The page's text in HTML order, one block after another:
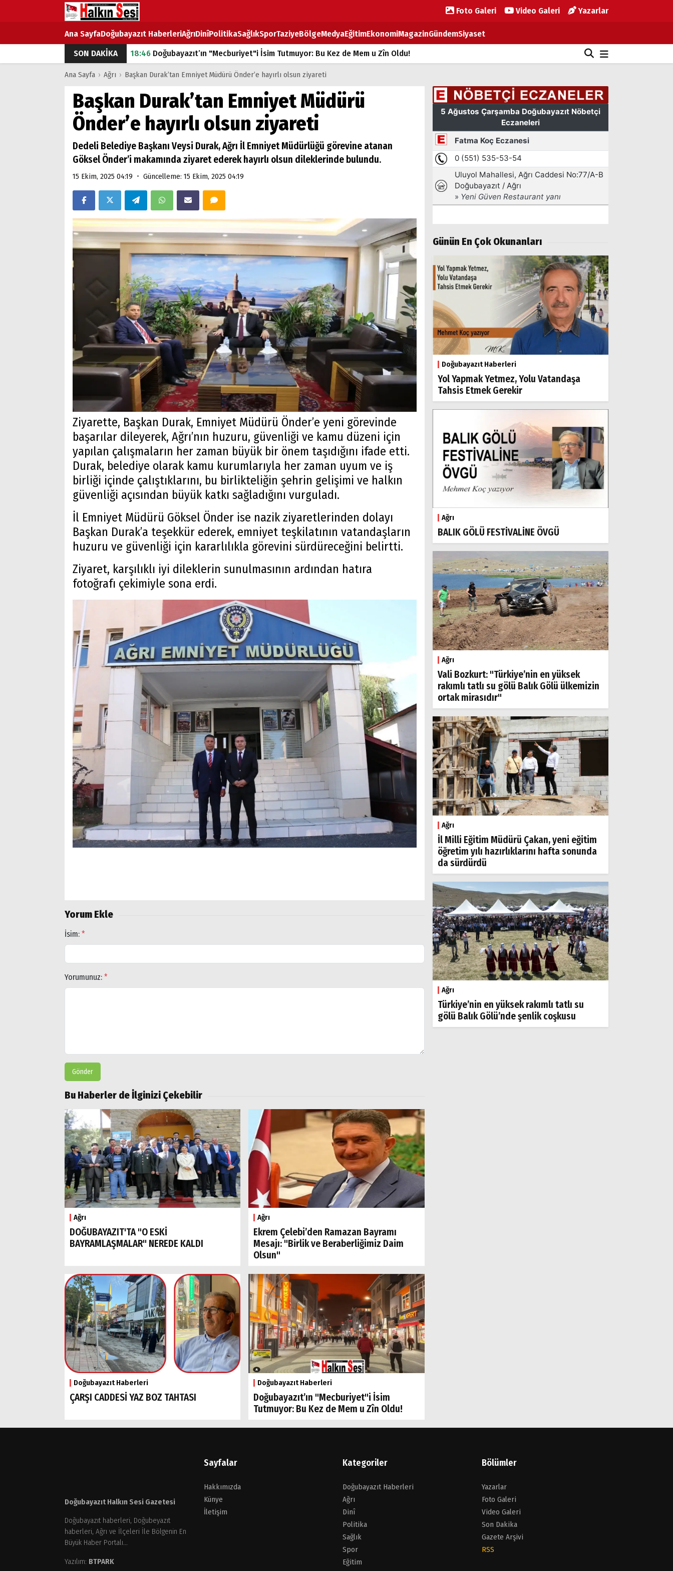
Foto Galeri Video Galeri Yazarlar
Ana SayfaDoğubayazıt HaberleriAğrıDinîPolitikaSağlıkSporTaziyeBölgeMedyaEğitimEkonomiMagazinGündemSiyaset
SON DAKİKA
18:46 Doğubayazıt’ın "Mecburiyet"i İsim Tutmuyor: Bu Kez de Mem u Zîn Oldu!
07:53 Doğubayazıt’ta Ekmek Fiyatlarına Zam
07:16
Doğubayazıt'ta çocukların sırtındaki ağır yük
07:00 DEVLET ve HÜKÜMET
18:29ÇARŞI CADDESİ YAZ BOZ TAHTASI
Ana Sayfa › Ağrı › Başkan Durak’tan Emniyet Müdürü Önder’e hayırlı olsun ziyareti
Başkan Durak’tan Emniyet Müdürü
Önder’e hayırlı olsun ziyareti
Dedeli Belediye Başkanı Veysi Durak, Ağrı İl Emniyet Müdürlüğü görevine atanan
Göksel Önder’i makamında ziyaret ederek hayırlı olsun dileklerinde bulundu.
15 Ekim, 2025 04:19 • Güncelleme: 15 Ekim, 2025 04:19
Ziyarette, Başkan Durak, Emniyet Müdürü Önder’e yeni görevinde
başarılar dileyerek, Ağrı’nın huzuru, güvenliği ve kamu düzeni için
yapılan çalışmaların her zaman büyük bir önem taşıdığını ifade etti.
Durak, belediye olarak kamu kurumlarıyla her zaman uyum ve iş
birliği içinde çalıştıklarını, bu birlikteliğin şehrin gelişimi ve halkın
güvenliği açısından büyük katkı sağladığını vurguladı.
İl Emniyet Müdürü Göksel Önder ise nazik ziyaretlerinden dolayı
Başkan Durak’a teşekkür ederek, emniyet teşkilatının vatandaşların
huzuru ve güvenliği için kararlılıkla görevini sürdüreceğini belirtti.
Ziyaret, karşılıklı iyi dileklerin sunulmasının ardından hatıra
fotoğrafı çekimiyle sona erdi.
Yorum Ekle
İsim: *
Yorumunuz: *
Gönder
Bu Haberler de İlginizi Çekebilir
Ağrı
DOĞUBAYAZIT'TA "O ESKİ
BAYRAMLAŞMALAR" NEREDE KALDI
Ağrı
Ekrem Çelebi’den Ramazan Bayramı
Mesajı: "Birlik ve Beraberliğimiz Daim
Olsun"
Doğubayazıt Haberleri
ÇARŞI CADDESİ YAZ BOZ TAHTASI
Doğubayazıt Haberleri
Doğubayazıt’ın "Mecburiyet"i İsim
Tutmuyor: Bu Kez de Mem u Zîn Oldu!
Günün En Çok Okunanları
Doğubayazıt Haberleri
Yol Yapmak Yetmez, Yolu Vatandaşa
Tahsis Etmek Gerekir
Ağrı
BALIK GÖLÜ FESTİVALİNE ÖVGÜ
Ağrı
Vali Bozkurt: "Türkiye’nin en yüksek
rakımlı tatlı su gölü Balık Gölü ülkemizin
ortak mirasıdır"
Ağrı
İl Milli Eğitim Müdürü Çakan, yeni eğitim
öğretim yılı hazırlıklarını hafta sonunda
da sürdürdü
Ağrı
Türkiye’nin en yüksek rakımlı tatlı su
gölü Balık Gölü’nde şenlik coşkusu
Doğubayazıt Halkın Sesi Gazetesi
Doğubayazıt haberleri, Doğubeyazıt
haberleri, Ağrı ve İlçeleri İle Bölgenin En
Büyük Haber Portalı...
Yazılım: BTPARK
Sayfalar
Hakkımızda
Künye
İletişim
Kategoriler
Doğubayazıt Haberleri
Ağrı
Dinî
Politika
Sağlık
Spor
Eğitim
Bölümler
Yazarlar
Foto Galeri
Video Galeri
Son Dakika
Gazete Arşivi
RSS